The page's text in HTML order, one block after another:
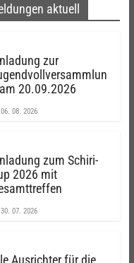
aktuell
zur
20.09.2026
06. 08. 2026
zum Schiri-
2026 mit
30. 07. 2026
Ausrichter für die